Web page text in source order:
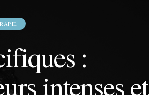
:
intenses et